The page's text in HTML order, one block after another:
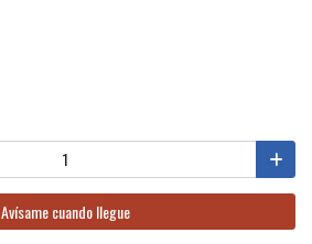
Avísame cuando llegue